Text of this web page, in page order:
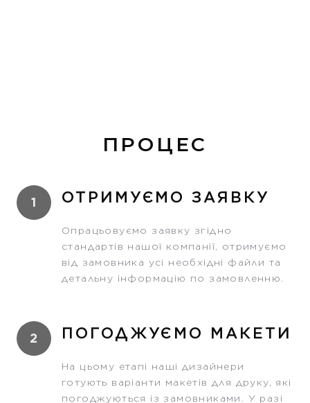
ПРОЦЕС
1 ОТРИМУЄМО ЗАЯВКУ
Опрацьовуємо заявку згідно
стандартів нашої компанії, отримуємо
від замовника усі необхідні файли та
детальну інформацію по замовленню.
2 ПОГОДЖУЄМО МАКЕТИ
На цьому етапі наші дизайнери
готують варіанти макетів для друку, які
погоджуються із замовниками. У разі